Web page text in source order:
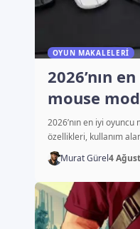
OYUN MAKALELERI
2026’nın
mouse
fiyatları
2026’nın en iyi
özellikleri, kullanım
Murat Gürel4